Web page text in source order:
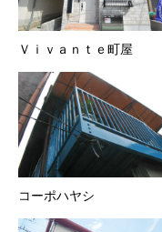
Ｖｉｖａｎｔｅ町屋
コーポハヤシ